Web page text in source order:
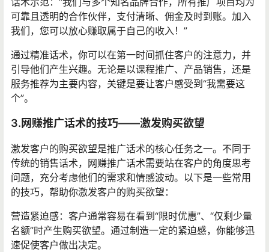
可靠且透明的合作伙伴，支付清晰、佣金及时到账。加入
我们，您可以放心赚取属于自己的收入！”
通过精准话术，你可以在第一时间抓住客户的注意力，并
引导他们产生兴趣。无论是以课程推广、产品销售，还是
服务推荐为主要内容，关键是要让客户感受到“我需要这
个”。
3.网赚推广话术的技巧——激发购买欲望
激发客户的购买欲望是推广话术的核心任务之一。不同于
传统的销售话术，网赚推广话术需要站在客户的角度思考
问题，充分考虑他们的需求和情感波动。以下是一些常用
的技巧，帮助你激发客户的购买欲望：
营造紧迫感：客户通常容易在看到“限时优惠”、“仅剩少量
名额”时产生购买欲望。通过制造一定的紧迫感，你能够迅
速促使客户做出决定。